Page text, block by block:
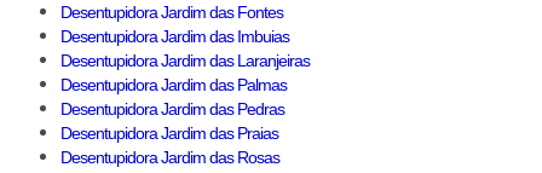
Desentupidora Jardim das Fontes
Desentupidora Jardim das Imbuias
Desentupidora Jardim das Laranjeiras
Desentupidora Jardim das Palmas
Desentupidora Jardim das Pedras
Desentupidora Jardim das Praias
Desentupidora Jardim das Rosas